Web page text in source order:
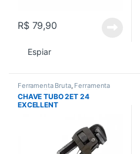
R$79,90
Espiar
Ferramenta Bruta, Ferramenta
manual, Ferramentas, Todos
CHAVE TUBO 2ET 24
EXCELLENT